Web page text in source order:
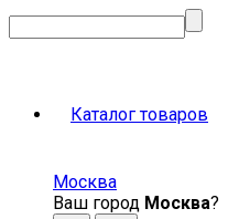
Каталог товаров
Москва
Ваш город Москва?